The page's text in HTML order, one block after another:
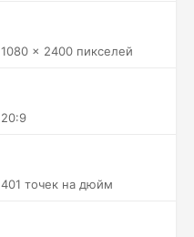
1080 x 2400 пикселей
20:9
401 точек на дюйм